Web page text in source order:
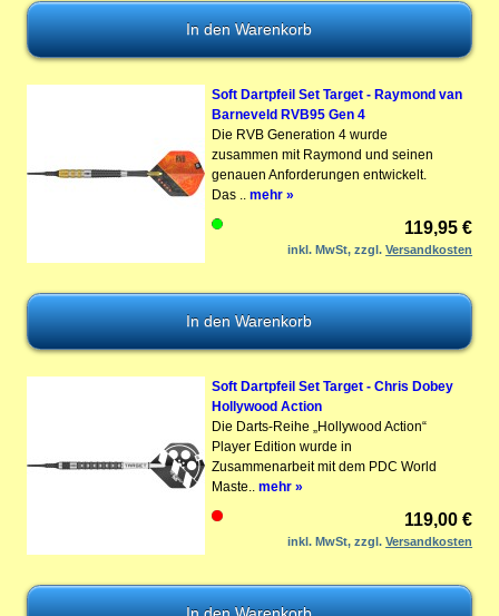
Soft Dartpfeil Set Target - Raymond van
Barneveld RVB95 Gen 4
Die RVB Generation 4 wurde
zusammen mit Raymond und seinen
genauen Anforderungen entwickelt.
Das .. mehr »
119,95 €
inkl. MwSt, zzgl.Versandkosten
Soft Dartpfeil Set Target - Chris Dobey
Hollywood Action
Die Darts-Reihe „Hollywood Action“
Player Edition wurde in
Zusammenarbeit mit dem PDC World
Maste.. mehr »
119,00 €
inkl. MwSt, zzgl.Versandkosten